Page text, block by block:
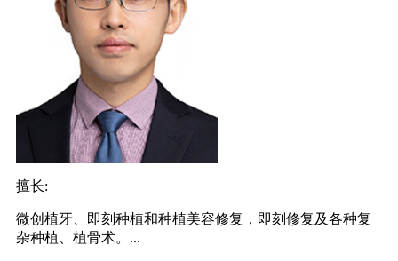
擅长:
微创植牙、即刻种植和种植美容修复，即刻修复及各种复
杂种植、植骨术。...